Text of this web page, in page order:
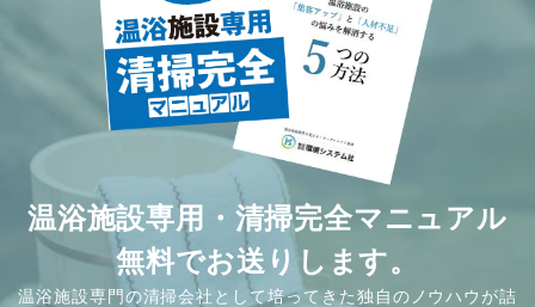
温浴施設専用・清掃完全マニュアル
無料でお送りします。
温浴施設専門の清掃会社として培ってきた独自のノウハウが詰